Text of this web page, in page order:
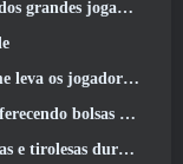
do RuneScape acabou
estelar, O Sistema Tau
dos requisitos são interessantes
sua próxima atualização